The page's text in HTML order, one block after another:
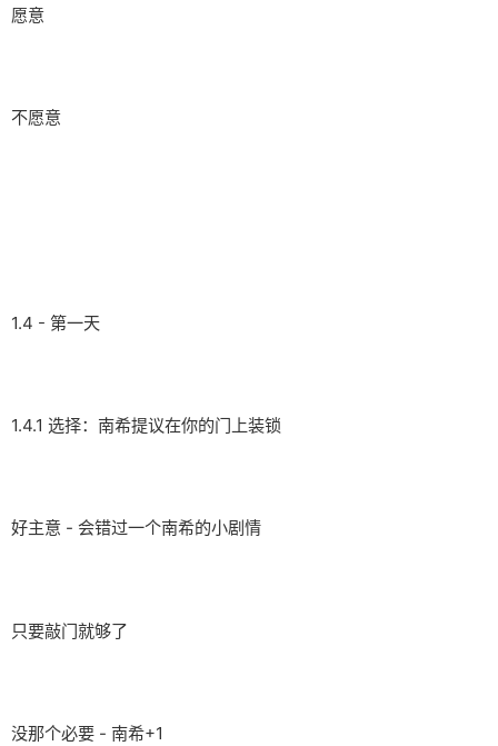
愿意
不愿意
1.4 - 第一天
1.4.1 选择：南希提议在你的门上装锁
好主意 - 会错过一个南希的小剧情
只要敲门就够了
没那个必要 - 南希+1